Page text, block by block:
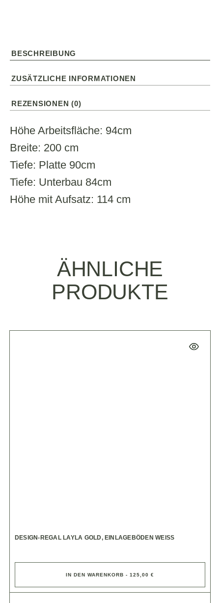
BESCHREIBUNG
ZUSÄTZLICHE INFORMATIONEN
REZENSIONEN (0)
Höhe Arbeitsfläche: 94cm
Breite: 200 cm
Tiefe: Platte 90cm
Tiefe: Unterbau 84cm
Höhe mit Aufsatz: 114 cm
ÄHNLICHE
PRODUKTE
DESIGN-REGAL LAYLA GOLD, EINLAGEBÖDEN WEISS
IN DEN WARENKORB - 125,00 €